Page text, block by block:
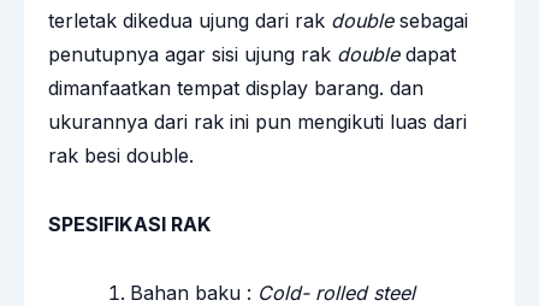
terletak dikedua ujung dari rak doublesebagai
penutupnya agar sisi ujung rak doubledapat
dimanfaatkan tempat display barang. dan
ukurannya dari rak ini pun mengikuti luas dari
rak besi double.
SPESIFIKASI RAK
Bahan baku : Cold- rolled steel